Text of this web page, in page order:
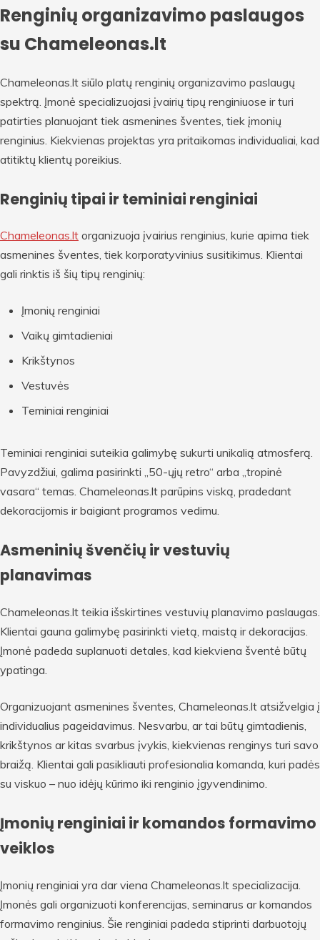
Renginių organizavimo paslaugos
su Chameleonas.lt
Chameleonas.lt siūlo platų renginių organizavimo paslaugų
spektrą. Įmonė specializuojasi įvairių tipų renginiuose ir turi
patirties planuojant tiek asmenines šventes, tiek įmonių
renginius. Kiekvienas projektas yra pritaikomas individualiai, kad
atitiktų klientų poreikius.
Renginių tipai ir teminiai renginiai
Chameleonas.lt organizuoja įvairius renginius, kurie apima tiek
asmenines šventes, tiek korporatyvinius susitikimus. Klientai
gali rinktis iš šių tipų renginių:
Įmonių renginiai
Vaikų gimtadieniai
Krikštynos
Vestuvės
Teminiai renginiai
Teminiai renginiai suteikia galimybę sukurti unikalią atmosferą.
Pavyzdžiui, galima pasirinkti „50-ųjų retro“ arba „tropinė
vasara“ temas. Chameleonas.lt parūpins viską, pradedant
dekoracijomis ir baigiant programos vedimu.
Asmeninių švenčių ir vestuvių
planavimas
Chameleonas.lt teikia išskirtines vestuvių planavimo paslaugas.
Klientai gauna galimybę pasirinkti vietą, maistą ir dekoracijas.
Įmonė padeda suplanuoti detales, kad kiekviena šventė būtų
ypatinga.
Organizuojant asmenines šventes, Chameleonas.lt atsižvelgia į
individualius pageidavimus. Nesvarbu, ar tai būtų gimtadienis,
krikštynos ar kitas svarbus įvykis, kiekvienas renginys turi savo
braižą. Klientai gali pasikliauti profesionalia komanda, kuri padės
su viskuo – nuo idėjų kūrimo iki renginio įgyvendinimo.
Įmonių renginiai ir komandos formavimo
veiklos
Įmonių renginiai yra dar viena Chameleonas.lt specializacija.
Įmonės gali organizuoti konferencijas, seminarus ar komandos
formavimo renginius. Šie renginiai padeda stiprinti darbuotojų